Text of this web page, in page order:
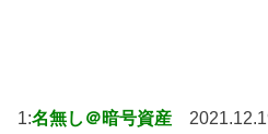
1:名無し＠暗号資産